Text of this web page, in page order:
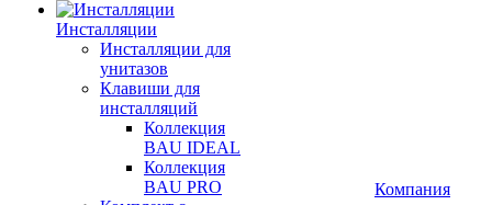
Инсталляции
Инсталляции для
унитазов
Клавиши для
инсталляций
Коллекция
BAU IDEAL
Коллекция
BAU PRO
Компания